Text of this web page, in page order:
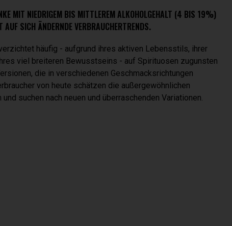
MIT NIEDRIGEM BIS MITTLEREM ALKOHOLGEHALT (4 BIS 19%)
AUF SICH ÄNDERNDE VERBRAUCHERTRENDS.
häufig - aufgrund ihres aktiven Lebensstils, ihrer
viel breiteren Bewusstseins - auf Spirituosen zugunsten
die in verschiedenen Geschmacksrichtungen
von heute schätzen die außergewöhnlichen
suchen nach neuen und überraschenden Variationen.